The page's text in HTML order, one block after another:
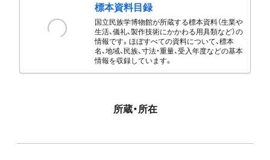
標本資料目録
国立民族学博物館が所蔵する標本資料（生業や
生活、儀礼、製作技術にかかわる用具類など）の
情報です。ほぼすべての資料について、標本
名、地域、民族、寸法・重量、受入年度などの基本
情報を収録しています。
所蔵・所在